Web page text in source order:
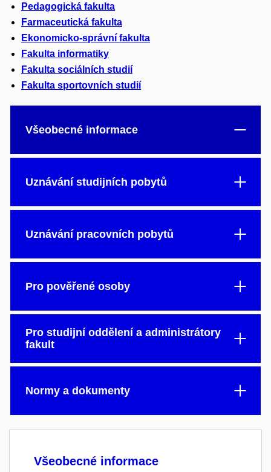
Pedagogická fakulta
Farmaceutická fakulta
Ekonomicko-správní fakulta
Fakulta informatiky
Fakulta sociálních studií
Fakulta sportovních studií
Všeobecné informace
Uznávání studijních pobytů
Uznávání pracovních pobytů
Pro pověřené osoby
Pro studijní oddělení a administrátory
fakult
Normy a dokumenty
Všeobecné informace